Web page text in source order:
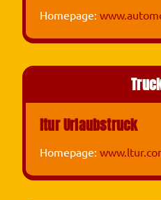
Homepage:
ltur Urlaubstruck
Homepage: